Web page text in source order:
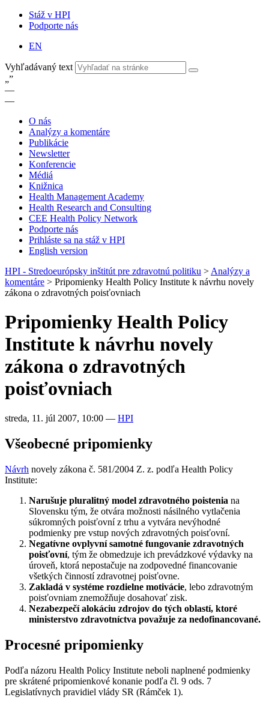
Stáž v HPI
Podporte nás
EN
Vyhľadávaný text
„”
—
—
O nás
Analýzy a komentáre
Publikácie
Newsletter
Konferencie
Médiá
Knižnica
Health Management Academy
Health Research and Consulting
CEE Health Policy Network
Podporte nás
Prihláste sa na stáž v HPI
English version
HPI - Stredoeurópsky inštitút pre zdravotnú politiku > Analýzy a
komentáre > Pripomienky Health Policy Institute k návrhu novely
zákona o zdravotných poisťovniach
Pripomienky Health Policy
Institute k návrhu novely
zákona o zdravotných
poisťovniach
streda, 11. júl 2007, 10:00 — HPI
Všeobecné pripomienky
Návrh novely zákona č. 581/2004 Z. z. podľa Health Policy
Institute:
Narušuje pluralitný model zdravotného poistenia na
Slovensku tým, že otvára možnosti násilného vytlačenia
súkromných poisťovní z trhu a vytvára nevýhodné
podmienky pre vstup nových zdravotných poisťovní.
Negatívne ovplyvní samotné fungovanie zdravotných
poisťovní, tým že obmedzuje ich prevádzkové výdavky na
úroveň, ktorá nepostačuje na zodpovedné financovanie
všetkých činností zdravotnej poisťovne.
Zakladá v systéme rozdielne motivácie, lebo zdravotným
poisťovniam znemožňuje dosahovať zisk.
Nezabezpečí alokáciu zdrojov do tých oblastí, ktoré
ministerstvo zdravotníctva považuje za nedofinancované.
Procesné pripomienky
Podľa názoru Health Policy Institute neboli naplnené podmienky
pre skrátené pripomienkové konanie podľa čl. 9 ods. 7
Legislatívnych pravidiel vlády SR (Rámček 1).